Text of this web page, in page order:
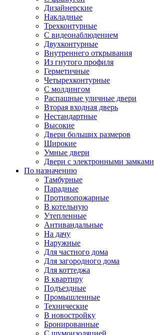
Дизайнерские
Накладные
Трехконтурные
С видеонаблюдением
Двухконтурные
Внутреннего открывания
Из гнутого профиля
Герметичные
Четырехконтурные
С молдингом
Распашные уличные двери
Вторая входная дверь
Нестандартные
Высокие
Двери больших размеров
Широкие
Умные двери
Двери с электронными замками
По назначению
Тамбурные
Парадные
Противопожарные
В котельную
Утепленные
Антивандальные
На дачу
Наружные
Для частного дома
Для загородного дома
Для коттеджа
В квартиру
Подъездные
Промышленные
Технические
В новостройку
Бронированные